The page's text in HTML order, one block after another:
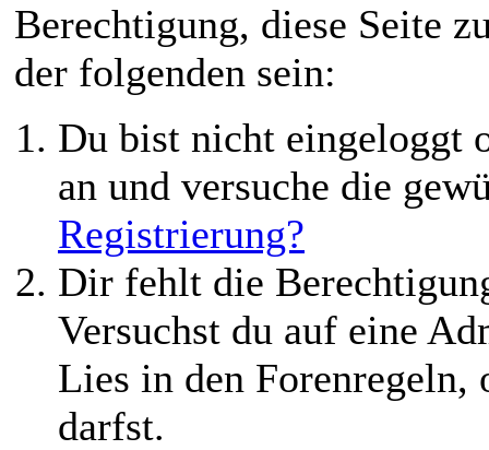
Berechtigung, diese Seite
der folgenden sein:
Du bist nicht eingeloggt
an und versuche die
Registrierung?
Dir fehlt die
Versuchst du auf eine
Lies in den Forenregeln,
darfst.